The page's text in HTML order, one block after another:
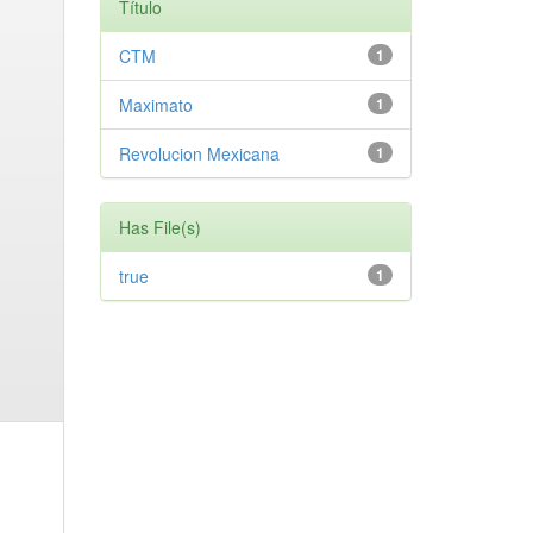
Título
1
CTM
1
Maximato
1
Revolucion Mexicana
Has File(s)
1
true